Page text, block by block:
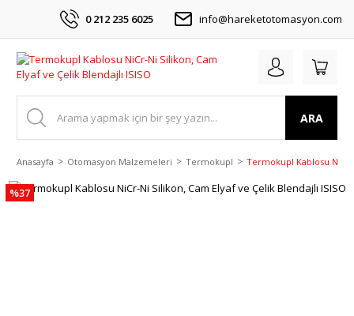
0 212 235 6025 info@hareketotomasyon.com
ARA
Anasayfa Otomasyon Malzemeleri Termokupl Termokupl Kablosu NiCr-
%37